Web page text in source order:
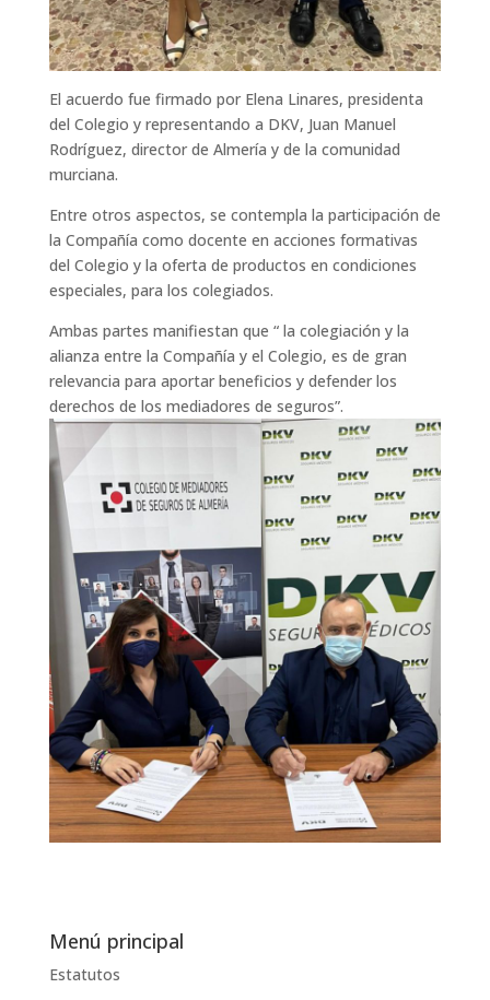
El acuerdo fue firmado por Elena Linares, presidenta
del Colegio y representando a DKV, Juan Manuel
Rodríguez, director de Almería y de la comunidad
murciana.
Entre otros aspectos, se contempla la participación de
la Compañía como docente en acciones formativas
del Colegio y la oferta de productos en condiciones
especiales, para los colegiados.
Ambas partes manifiestan que “ la colegiación y la
alianza entre la Compañía y el Colegio, es de gran
relevancia para aportar beneficios y defender los
derechos de los mediadores de seguros”.
Menú principal
Estatutos